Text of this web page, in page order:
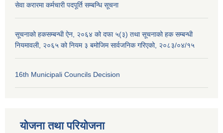
सेवा करारमा कर्मचारी पदपूर्ति सम्बन्धि सूचना
सूचनाको हकसम्बन्धी ऐन, २०६४ को दफा ५(३) तथा सूचनाको हक सम्बन्धी
नियमावली, २०६५ को नियम ३ बमोजिम सार्वजनिक गरिएको, २०८३/०४/१५
16th Municipali Councils Decision
योजना तथा परियोजना